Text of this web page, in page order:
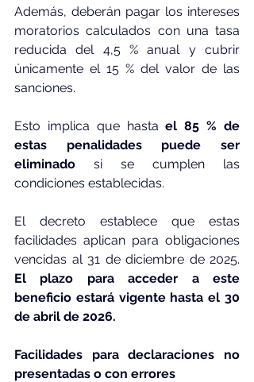
Además, deberán pagar los intereses
moratorios calculados con una tasa
reducida del 4,5 % anual y cubrir
únicamente el 15 % del valor de las
sanciones.
Esto implica que hasta el 85 % de
estas penalidades puede ser
eliminado si se cumplen las
condiciones establecidas.
El decreto establece que estas
facilidades aplican para obligaciones
El plazo para acceder a este
beneficio estará vigente hasta el 30
de abril de 2026.
Facilidades para declaraciones no
presentadas o con errores